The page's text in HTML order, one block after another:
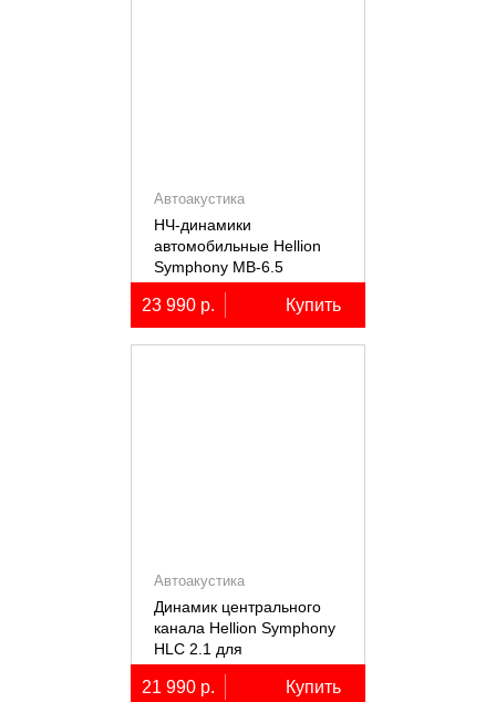
Автоакустика
НЧ-динамики
автомобильные Hellion
Symphony MB-6.5
23 990 р. Купить
Автоакустика
Динамик центрального
канала Hellion Symphony
HLC 2.1 для
автомобилей Lixiang Li-
7/8/9
21 990 р. Купить